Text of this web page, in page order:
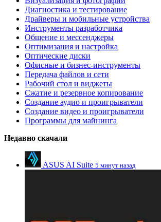
Диагностика и тестирование
Драйверы и мобильные устройства
Инструменты разработчика
Общение и мессенджеры
Оптимизация и настройка
Оптические диски
Офисные и бизнес-инструменты
Передача файлов и сети
Рабочий стол и виджеты
Сжатие и резервное копирование
Создание аудио и проигрыватели
Создание видео и проигрыватели
Программы для майнинга
Недавно скачали
ASUS AI Suite 5 минут назад